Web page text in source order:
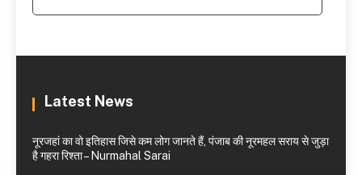
Latest News
नूरजहां का वो इतिहास जिसे कम लोग जानते हैं, पंजाब की नूरमहल सराय से जुड़ा
है गहरा रिश्ता – Nurmahal Sarai